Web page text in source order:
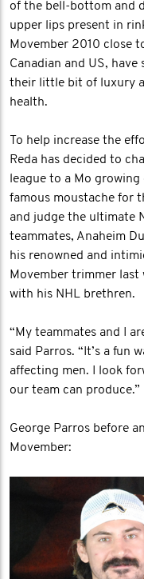
of the bell-bottom and
upper lips present in
Movember 2010 close
Canadian and US,
their little bit of luxury
health.
To help increase the
Reda has decided to
league to a Mo
famous moustache for
and judge the ultimate
teammates, Anaheim
his renowned and
Movember trimmer last
with his NHL brethren.
“My teammates and I
said Parros. “It’s a fun
affecting men. I look
our team can produce.”
George Parros before
Movember: